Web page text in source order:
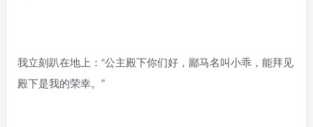
我立刻趴在地上：“公主殿下你们好，鄙马名叫小乖，能拜见
殿下是我的荣幸。”